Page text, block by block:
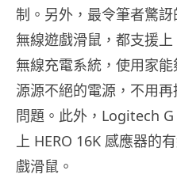
制。另外，最令筆者驚
無線遊戲滑鼠，都支援
無線充電系統，使用家
源源不絕的電源，不用
問題。此外，Logitech
上 HERO 16K 感應器的
戲滑鼠。